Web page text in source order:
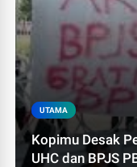
UTAMA
Kopimu Desak
UHC dan BPJS